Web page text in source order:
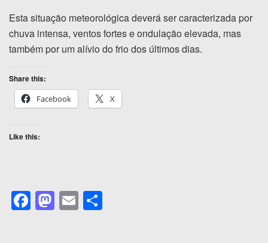
Esta situação meteorológica deverá ser caracterizada por
chuva intensa, ventos fortes e ondulação elevada, mas
também por um alívio do frio dos últimos dias.
Share this:
Facebook
X
Like this:
F
a
M
a
E
m